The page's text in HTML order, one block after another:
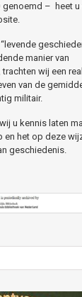
– heet u
manier van
wij een
van de
militair.
u kennis laten
en het op deze
geschiedenis.